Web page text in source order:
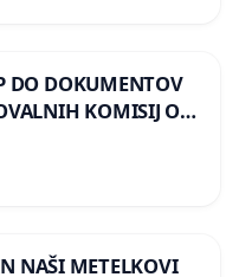
DO DOKUMENTOV
KOMISIJ O
NAŠI METELKOVI